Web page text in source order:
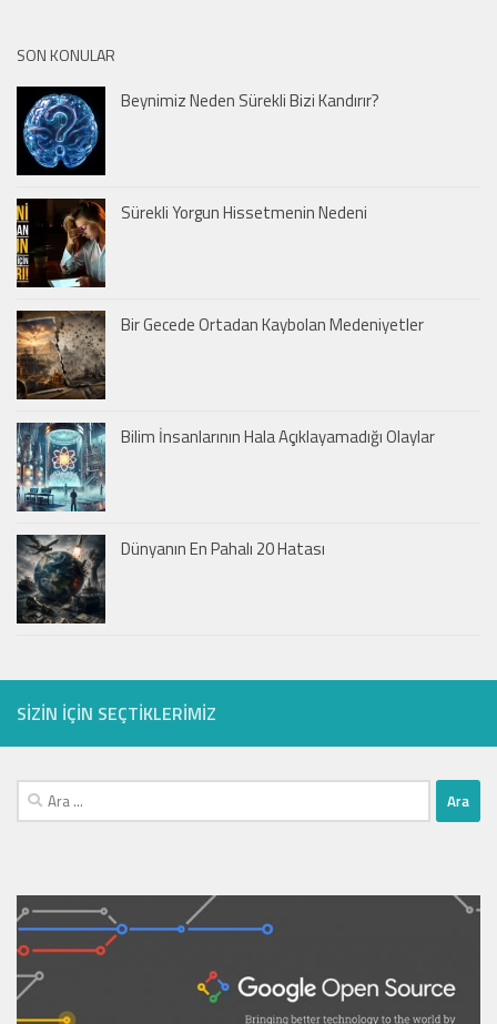
SON KONULAR
Beynimiz Neden Sürekli Bizi Kandırır?
Sürekli Yorgun Hissetmenin Nedeni
Bir Gecede Ortadan Kaybolan Medeniyetler
Bilim İnsanlarının Hala Açıklayamadığı Olaylar
Dünyanın En Pahalı 20 Hatası
SIZIN IÇIN SEÇTIKLERIMIZ
Arama: